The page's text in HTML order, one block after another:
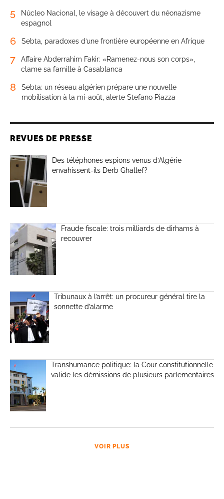
5
Núcleo Nacional, le visage à découvert du néonazisme
espagnol
6 Sebta, paradoxes d’une frontière européenne en Afrique
7
Affaire Abderrahim Fakir: «Ramenez-nous son corps»,
clame sa famille à Casablanca
8
Sebta: un réseau algérien prépare une nouvelle
mobilisation à la mi-août, alerte Stefano Piazza
REVUES DE PRESSE
Des téléphones espions venus d’Algérie
envahissent-ils Derb Ghallef?
Fraude fiscale: trois milliards de dirhams à
recouvrer
Tribunaux à l’arrêt: un procureur général tire la
sonnette d’alarme
Transhumance politique: la Cour constitutionnelle
valide les démissions de plusieurs parlementaires
VOIR PLUS